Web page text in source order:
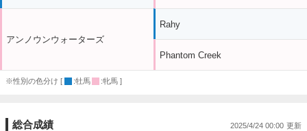
アンノウンウォーターズ
Rahy
Phantom Creek
※性別の色分け [ :牡馬 :牝馬 ]
総合成績 2025/4/24 00:00